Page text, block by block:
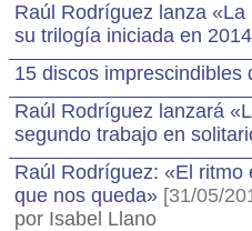
Raúl Rodríguez lanza
su trilogía iniciada en 2014
15 discos imprescindibles
Raúl Rodríguez lanzará
segundo trabajo en
Raúl Rodríguez: «El ritmo
que nos queda» [31/05/
por Isabel Llano